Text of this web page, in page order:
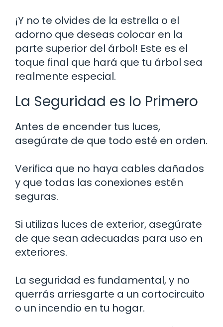
¡Y no te olvides de la estrella o el
adorno que deseas colocar en la
parte superior del árbol! Este es el
toque final que hará que tu árbol sea
realmente especial.
La Seguridad es lo Primero
Antes de encender tus luces,
asegúrate de que todo esté en orden.
Verifica que no haya cables dañados
y que todas las conexiones estén
seguras.
Si utilizas luces de exterior, asegúrate
de que sean adecuadas para uso en
exteriores.
La seguridad es fundamental, y no
querrás arriesgarte a un cortocircuito
o un incendio en tu hogar.